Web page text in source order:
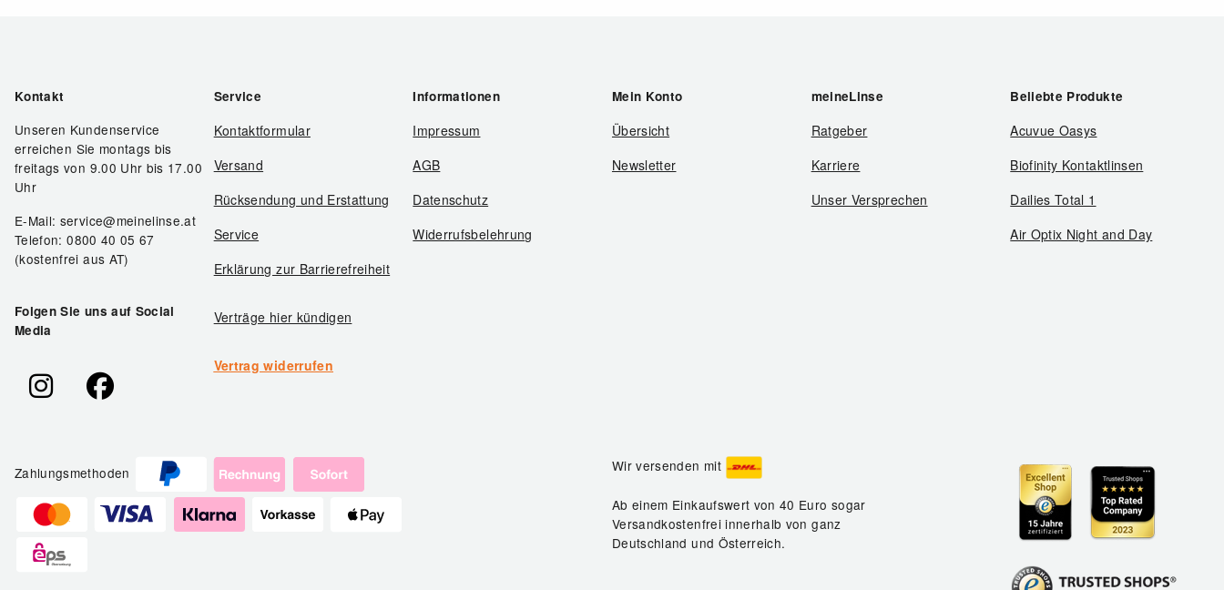
Kontakt
Unseren Kundenservice
erreichen Sie montags bis
freitags von 9.00 Uhr bis 17.00
Uhr
E-Mail: service@meinelinse.at
Telefon: 0800 40 05 67
(kostenfrei aus AT)
Folgen Sie uns auf Social
Media
Service
Kontaktformular
Versand
Rücksendung und Erstattung
Service
Erklärung zur Barrierefreiheit
Verträge hier kündigen
Vertrag widerrufen
Informationen
Impressum
AGB
Datenschutz
Widerrufsbelehrung
Mein Konto
Übersicht
Newsletter
meineLinse
Ratgeber
Karriere
Unser Versprechen
Beliebte Produkte
Acuvue Oasys
Biofinity Kontaktlinsen
Dailies Total 1
Air Optix Night and Day
Zahlungsmethoden Wir versenden mit
Ab einem Einkaufswert von 40 Euro sogar
Versandkostenfrei innerhalb von ganz
Deutschland und Österreich.